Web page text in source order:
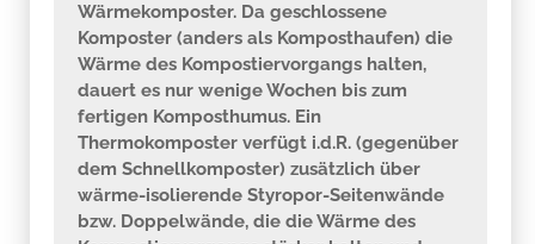
Wärmekomposter. Da geschlossene
Komposter (anders als Komposthaufen) die
Wärme des Kompostiervorgangs halten,
dauert es nur wenige Wochen bis zum
fertigen Komposthumus. Ein
Thermokomposter verfügt i.d.R. (gegenüber
dem Schnellkomposter) zusätzlich über
wärme-isolierende Styropor-Seitenwände
bzw. Doppelwände, die die Wärme des